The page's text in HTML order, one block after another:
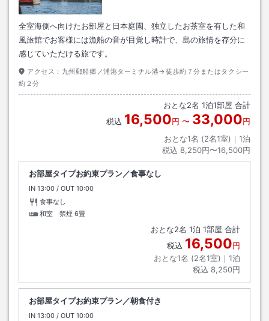
全室海側へ向けたお部屋と日本庭園、独立したお茶室を有した和
風旅館でお客様には漁船の音が目覚し時計で、島の旅情を存分に
感じていただける旅です。
アクセス： 九州郵船郷ノ浦港ターミナル港→徒歩約７分またはタクシー
約２分
おとな2名 1泊1部屋 合計
税込 16,500円 〜 33,000円
おとな1名 (2名1室)｜ 1泊
税込 8,250円〜16,500円
お部屋タイプお約束プラン／食事なし
IN チェックイン
13:00 / OUT チェックアウト
10:00
食事なし
和室 禁煙 6畳
おとな2名 1泊 1部屋 合計
税込 16,500円
おとな1名 (2名1室)｜ 1泊
税込 8,250円
お部屋タイプお約束プラン／朝食付き
IN チェックイン
13:00 / OUT チェックアウト
10:00